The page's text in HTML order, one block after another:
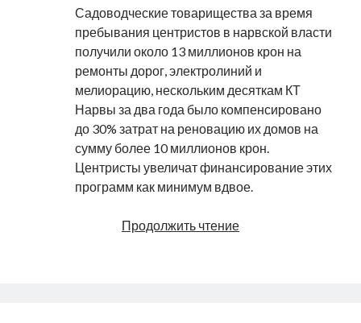
Садоводческие товарищества за время
пребывания центристов в нарвской власти
получили около 13 миллионов крон на
ремонты дорог, электролиний и
мелиорацию, нескольким десяткам КТ
Нарвы за два года было компенсировано
до 30% затрат на реновацию их домов на
сумму более 10 миллионов крон.
Центристы увеличат финансирование этих
программ как минимум вдвое.
Продолжить чтениеС